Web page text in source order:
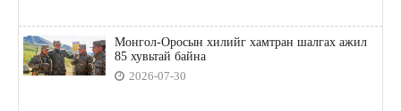
Монгол-Оросын хилийг хамтран шалгах ажил
85 хувьтай байна
2026-07-30